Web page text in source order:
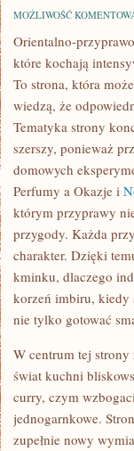
MOŻLIWOŚĆ
Orientalno-
które kochają
To strona, która
wiedzą, że
Tematyka strony
szerszy, ponieważ
domowych
Perfumy a Okazje i
którym przyprawy
przygody. Każda
charakter. Dzięki
kminku, dlaczego
korzeń imbiru, kiedy
nie tylko gotować
W centrum tej strony
świat kuchni
curry, czym
jednogarnkowe.
zupełnie nowy